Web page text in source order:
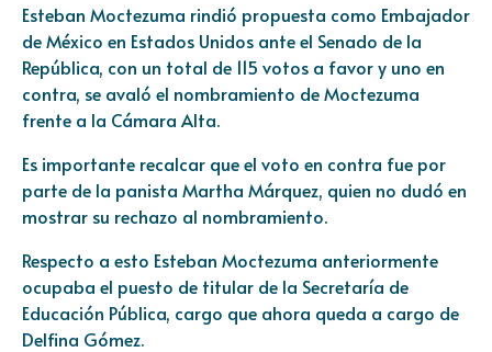
Esteban Moctezuma rindió propuesta como Embajador
de México en Estados Unidos ante el Senado de la
República, con un total de 115 votos a favor y uno en
contra, se avaló el nombramiento de Moctezuma
frente a la Cámara Alta.
Es importante recalcar que el voto en contra fue por
parte de la panista Martha Márquez, quien no dudó en
mostrar su rechazo al nombramiento.
Respecto a esto Esteban Moctezuma anteriormente
ocupaba el puesto de titular de la Secretaría de
Educación Pública, cargo que ahora queda a cargo de
Delfina Gómez.